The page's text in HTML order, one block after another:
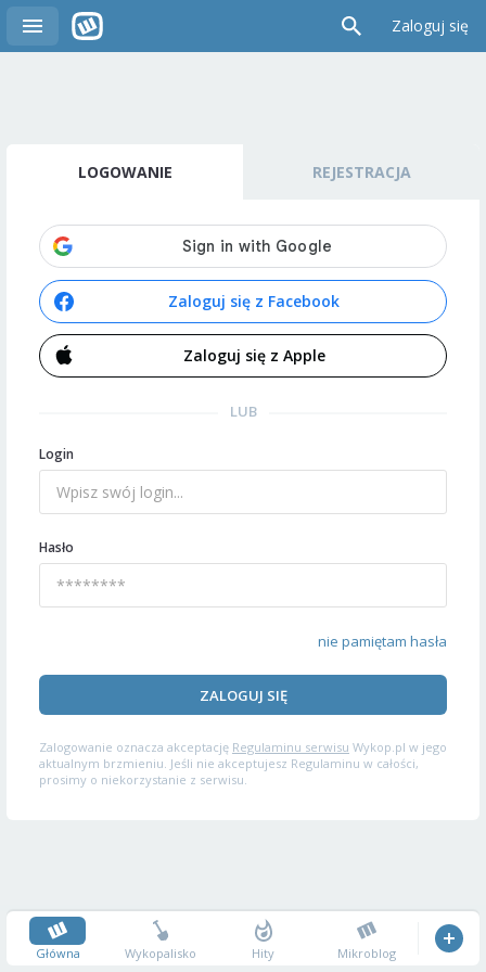
Zaloguj się
LOGOWANIE REJESTRACJA
Zaloguj się z Facebook
Zaloguj się z Apple
LUB
Login
Hasło
nie pamiętam hasła
ZALOGUJ SIĘ
Zalogowanie oznacza akceptację Regulaminu serwisu Wykop.pl w jego
aktualnym brzmieniu. Jeśli nie akceptujesz Regulaminu w całości,
prosimy o niekorzystanie z serwisu.
Główna Wykopalisko Hity Mikroblog